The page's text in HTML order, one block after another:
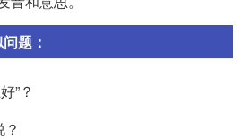
题：
”？